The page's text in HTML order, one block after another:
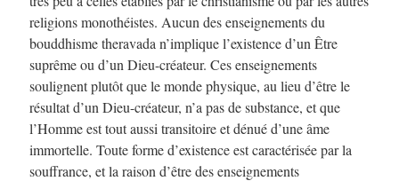
religions monothéistes. Aucun des enseignements du
bouddhisme theravada n’implique l’existence d’un Être
suprême ou d’un Dieu-créateur. Ces enseignements
soulignent plutôt que le monde physique, au lieu d’être le
résultat d’un Dieu-créateur, n’a pas de substance, et que
l’Homme est tout aussi transitoire et dénué d’une âme
immortelle. Toute forme d’existence est caractérisée par la
souffrance, et la raison d’être des enseignements